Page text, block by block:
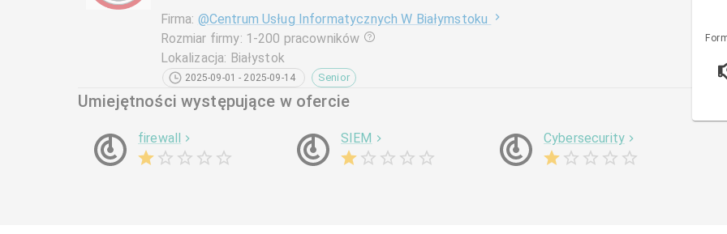
Firma: @Centrum Usług Informatycznych W Białymstoku
Rozmiar firmy: 1-200 pracowników
Lokalizacja: Białystok
2025-09-01 - 2025-09-14 Senior
Umiejętności występujące w ofercie
firewall SIEM Cybersecurity